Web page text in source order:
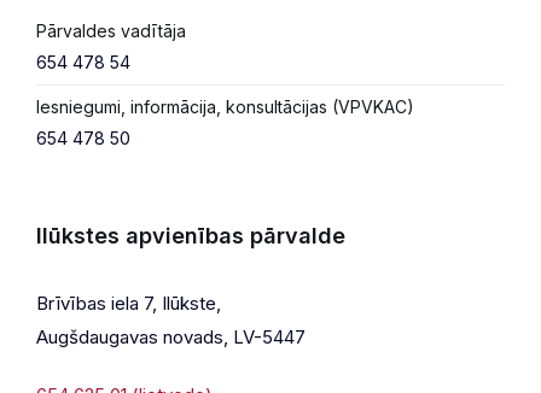
Pārvaldes vadītāja
654 478 54
Iesniegumi, informācija, konsultācijas (VPVKAC)
654 478 50
Ilūkstes apvienības pārvalde
Brīvības iela 7, Ilūkste,
Augšdaugavas novads, LV-5447